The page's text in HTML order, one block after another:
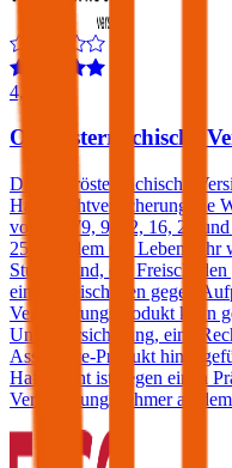
4,5
Oberösterreichische
Die Oberösterreichische
Haftpflichtversicherung die
von € 7,79, 9, 12, 16, 20
25. und dem 69. Lebensjahr
Stufe 0 sind, ein
einen Freischaden gegen
Versicherungsprodukt kann
Unfallversicherung, eine
Assistance-Produkt
Haftpflicht ist gegen einen
Versicherungsnehmer ab